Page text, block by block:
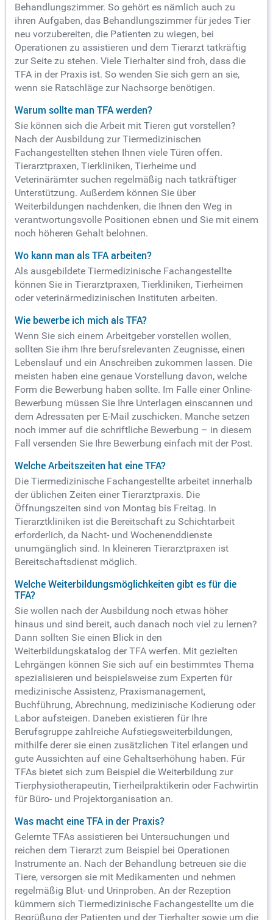
Behandlungszimmer. So gehört es nämlich auch zu
ihren Aufgaben, das Behandlungszimmer für jedes Tier
neu vorzubereiten, die Patienten zu wiegen, bei
Operationen zu assistieren und dem Tierarzt tatkräftig
zur Seite zu stehen. Viele Tierhalter sind froh, dass die
TFA in der Praxis ist. So wenden Sie sich gern an sie,
wenn sie Ratschläge zur Nachsorge benötigen.
Warum sollte man TFA werden?
Sie können sich die Arbeit mit Tieren gut vorstellen?
Nach der Ausbildung zur Tiermedizinischen
Fachangestellten stehen Ihnen viele Türen offen.
Tierarztpraxen, Tierkliniken, Tierheime und
Veterinärämter suchen regelmäßig nach tatkräftiger
Unterstützung. Außerdem können Sie über
Weiterbildungen nachdenken, die Ihnen den Weg in
verantwortungsvolle Positionen ebnen und Sie mit einem
noch höheren Gehalt belohnen.
Wo kann man als TFA arbeiten?
Als ausgebildete Tiermedizinische Fachangestellte
können Sie in Tierarztpraxen, Tierkliniken, Tierheimen
oder veterinärmedizinischen Instituten arbeiten.
Wie bewerbe ich mich als TFA?
Wenn Sie sich einem Arbeitgeber vorstellen wollen,
sollten Sie ihm Ihre berufsrelevanten Zeugnisse, einen
Lebenslauf und ein Anschreiben zukommen lassen. Die
meisten haben eine genaue Vorstellung davon, welche
Form die Bewerbung haben sollte. Im Falle einer Online-
Bewerbung müssen Sie Ihre Unterlagen einscannen und
dem Adressaten per E-Mail zuschicken. Manche setzen
noch immer auf die schriftliche Bewerbung – in diesem
Fall versenden Sie Ihre Bewerbung einfach mit der Post.
Welche Arbeitszeiten hat eine TFA?
Die Tiermedizinische Fachangestellte arbeitet innerhalb
der üblichen Zeiten einer Tierarztpraxis. Die
Öffnungszeiten sind von Montag bis Freitag. In
Tierarztkliniken ist die Bereitschaft zu Schichtarbeit
erforderlich, da Nacht- und Wochenenddienste
unumgänglich sind. In kleineren Tierarztpraxen ist
Bereitschaftsdienst möglich.
Welche Weiterbildungsmöglichkeiten gibt es für die
TFA?
Sie wollen nach der Ausbildung noch etwas höher
hinaus und sind bereit, auch danach noch viel zu lernen?
Dann sollten Sie einen Blick in den
Weiterbildungskatalog der TFA werfen. Mit gezielten
Lehrgängen können Sie sich auf ein bestimmtes Thema
spezialisieren und beispielsweise zum Experten für
medizinische Assistenz, Praxismanagement,
Buchführung, Abrechnung, medizinische Kodierung oder
Labor aufsteigen. Daneben existieren für Ihre
Berufsgruppe zahlreiche Aufstiegsweiterbildungen,
mithilfe derer sie einen zusätzlichen Titel erlangen und
gute Aussichten auf eine Gehaltserhöhung haben. Für
TFAs bietet sich zum Beispiel die Weiterbildung zur
Tierphysiotherapeutin, Tierheilpraktikerin oder Fachwirtin
für Büro- und Projektorganisation an.
Was macht eine TFA in der Praxis?
Gelernte TFAs assistieren bei Untersuchungen und
reichen dem Tierarzt zum Beispiel bei Operationen
Instrumente an. Nach der Behandlung betreuen sie die
Tiere, versorgen sie mit Medikamenten und nehmen
regelmäßig Blut- und Urinproben. An der Rezeption
kümmern sich Tiermedizinische Fachangestellte um die
Begrüßung der Patienten und der Tierhalter sowie um die